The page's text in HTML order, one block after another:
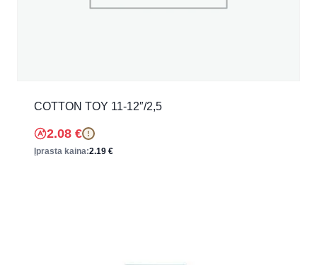
COTTON TOY 11-12″/2,5
2.08 € !
Įprasta kaina:2.19 €